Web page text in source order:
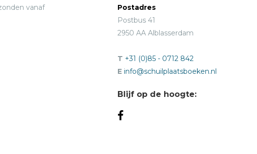
vanaf
Postadres
Postbus 41
2950 AA Alblasserdam
T +31 (0)85 - 0712 842
E info@schuilplaatsboeken.nl
Blijf op de hoogte: